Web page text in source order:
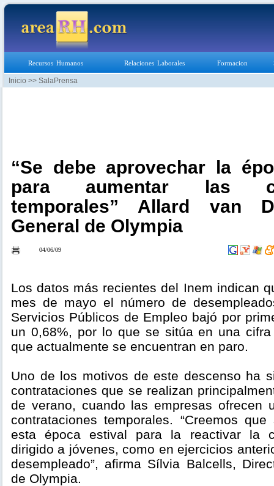
Recursos Humanos Relaciones Laborales Formacion
Inicio >> SalaPrensa
“Se debe aprovechar la
para aumentar las
temporales” Allard van
General de Olympia
04/06/09
Los datos más recientes del Inem indican
mes de mayo el número de
Servicios Públicos de Empleo bajó por
un 0,68%, por lo que se sitúa en una
que actualmente se encuentran en paro.
Uno de los motivos de este descenso ha
contrataciones que se realizan
de verano, cuando las empresas ofrecen
contrataciones temporales. “Creemos
esta época estival para la reactivar la
dirigido a jóvenes, como en ejercicios
desempleado”, afirma Sílvia Balcells,
de Olympia.